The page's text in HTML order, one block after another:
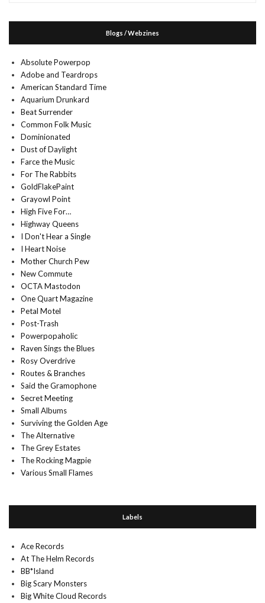
Blogs / Webzines
Absolute Powerpop
Adobe and Teardrops
American Standard Time
Aquarium Drunkard
Beat Surrender
Common Folk Music
Dominionated
Dust of Daylight
Farce the Music
For The Rabbits
GoldFlakePaint
Grayowl Point
High Five For…
Highway Queens
I Don't Hear a Single
I Heart Noise
Mother Church Pew
New Commute
OCTA Mastodon
One Quart Magazine
Petal Motel
Post-Trash
Powerpopaholic
Raven Sings the Blues
Rosy Overdrive
Routes & Branches
Said the Gramophone
Secret Meeting
Small Albums
Surviving the Golden Age
The Alternative
The Grey Estates
The Rocking Magpie
Various Small Flames
Labels
Ace Records
At The Helm Records
BB*Island
Big Scary Monsters
Big White Cloud Records